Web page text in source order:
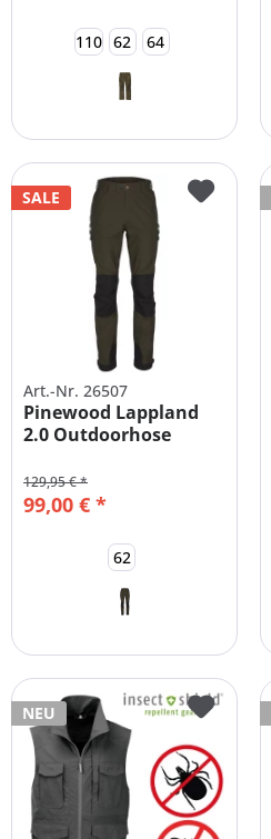
110 62 64
SALE
Art.-Nr. 26507
Pinewood Lappland
2.0 Outdoorhose
99,00 € *
129,95 € *
62
NEU